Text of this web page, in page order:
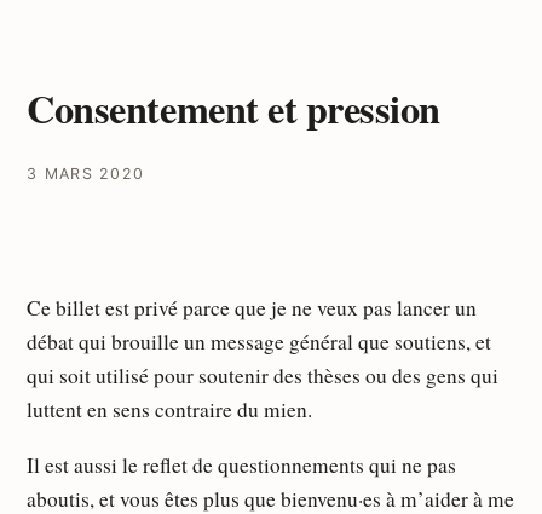
Consentement et pression
3 MARS 2020
Ce billet est privé parce que je ne veux pas lancer un
débat qui brouille un message général que soutiens, et
qui soit utilisé pour soutenir des thèses ou des gens qui
luttent en sens contraire du mien.
Il est aussi le reflet de questionnements qui ne pas
aboutis, et vous êtes plus que bienvenu·es à m’aider à me